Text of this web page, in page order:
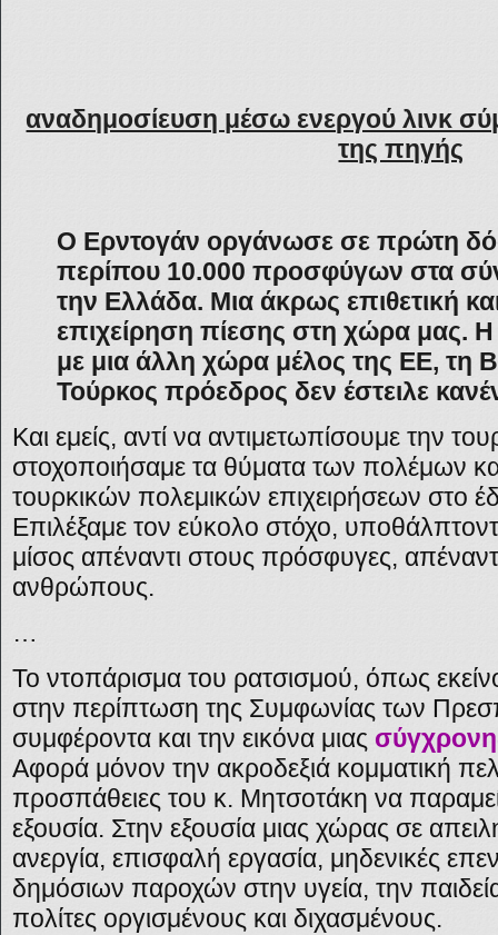
αναδημοσίευση μέσω ενεργού λινκ
της πηγής
Ο Ερντογάν οργάνωσε σε πρώτη
περίπου 10.000 προσφύγων στα
την Ελλάδα. Μια άκρως επιθετική
επιχείρηση πίεσης στη χώρα μας. Η
με μια άλλη χώρα μέλος της ΕΕ, τη
Τούρκος πρόεδρος δεν έστειλε
Και εμείς, αντί να αντιμετωπίσουμε την
στοχοποιήσαμε τα θύματα των πολέμων
τουρκικών πολεμικών επιχειρήσεων στο
Επιλέξαμε τον εύκολο στόχο,
μίσος απέναντι στους πρόσφυγες,
ανθρώπους.
…
Το ντοπάρισμα του ρατσισμού, όπως
στην περίπτωση της Συμφωνίας των
συμφέροντα και την εικόνα μιας
Αφορά μόνον την ακροδεξιά κομματική
προσπάθειες του κ. Μητσοτάκη να
εξουσία. Στην εξουσία μιας χώρας σε
ανεργία, επισφαλή εργασία, μηδενικές
δημόσιων παροχών στην υγεία, την
πολίτες οργισμένους και διχασμένους.